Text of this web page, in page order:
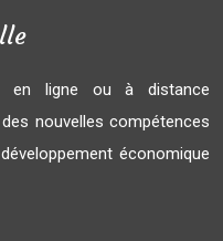
en ligne ou à distance
nouvelles compétences
économique